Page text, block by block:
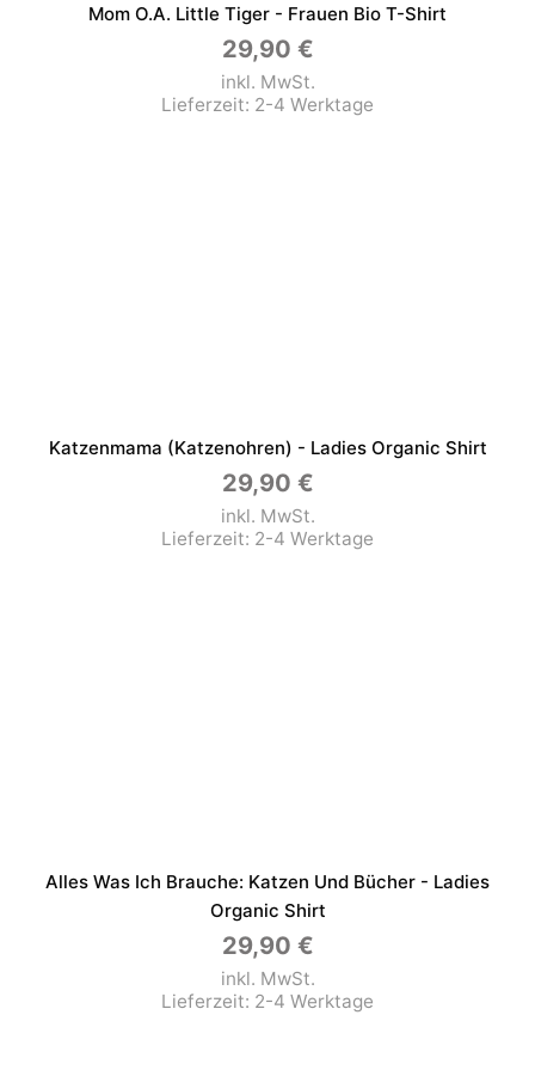
Mom O.a. Little Tiger - Frauen Bio T-Shirt
29,90 €
inkl. MwSt.
Lieferzeit: 2-4 Werktage
Katzenmama (Katzenohren) - Ladies Organic Shirt
29,90 €
inkl. MwSt.
Lieferzeit: 2-4 Werktage
Alles Was Ich Brauche: Katzen Und Bücher - Ladies
Organic Shirt
29,90 €
inkl. MwSt.
Lieferzeit: 2-4 Werktage